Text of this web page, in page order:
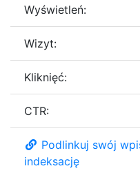
Wyświetleń:
Wizyt:
Kliknięć:
CTR:
Podlinkuj swój
indeksację